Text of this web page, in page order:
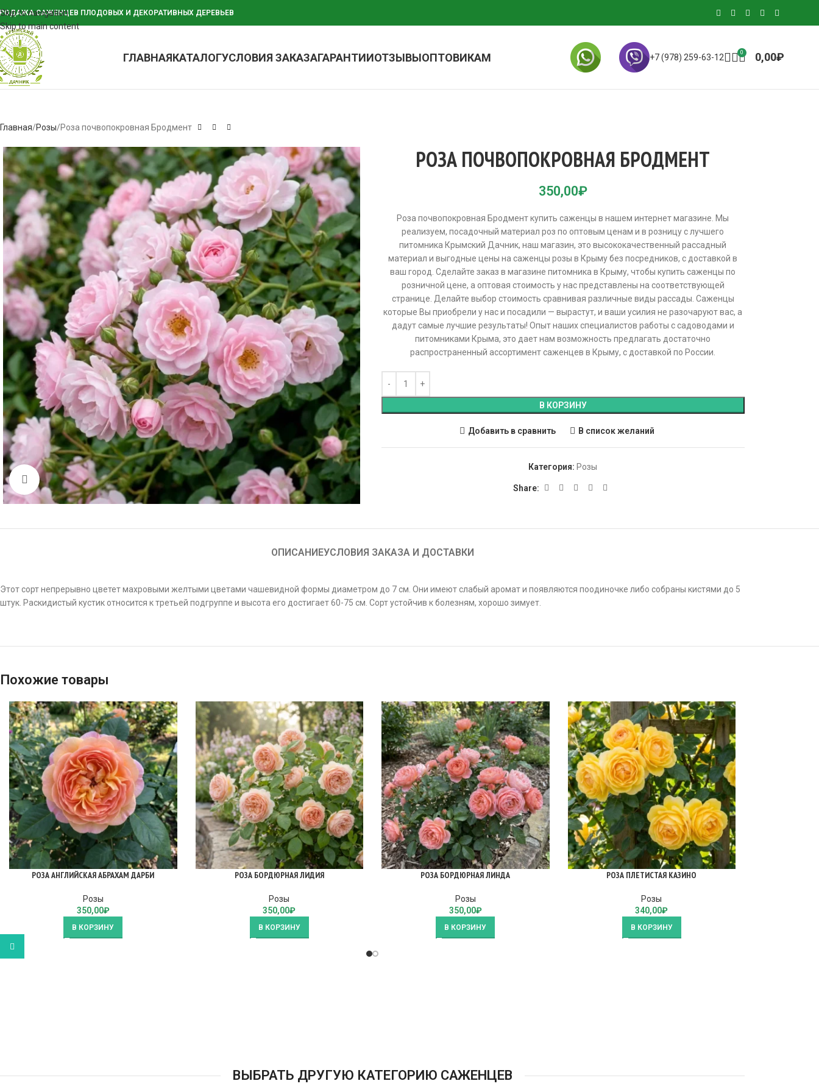
Skip to navigation
Skip to main content
САЖЕНЦЕВ ПЛОДОВЫХ И ДЕКОРАТИВНЫХ ДЕРЕВЬЕВ
ГЛАВНАЯКАТАЛОГУСЛОВИЯ ЗАКАЗАГАРАНТИИОТЗЫВЫОПТОВИКАМ +7 (978) 259-63-12 0 0,00₽
Главная Розы Роза почвопокровная Бродмент
Click to enlarge
РОЗА ПОЧВОПОКРОВНАЯ БРОДМЕНТ
350,00₽
Роза почвопокровная Бродмент купить саженцы в нашем интернет магазине. Мы
реализуем, посадочный материал роз по оптовым ценам и в розницу с лучшего
питомника Крымский Дачник, наш магазин, это высококачественный рассадный
материал и выгодные цены на саженцы розы в Крыму без посредников, с доставкой в
ваш город. Сделайте заказ в магазине питомника в Крыму, чтобы купить саженцы по
розничной цене, а оптовая стоимость у нас представлены на соответствующей
странице. Делайте выбор стоимость сравнивая различные виды рассады. Саженцы
которые Вы приобрели у нас и посадили — вырастут, и ваши усилия не разочаруют вас, а
дадут самые лучшие результаты! Опыт наших специалистов работы с садоводами и
питомниками Крыма, это дает нам возможность предлагать достаточно
распространенный ассортимент саженцев в Крыму, с доставкой по России.
В КОРЗИНУ
Добавить в сравнить В список желаний
Категория: Розы
Share:
ОПИСАНИЕУСЛОВИЯ ЗАКАЗА И ДОСТАВКИ
Этот сорт непрерывно цветет махровыми желтыми цветами чашевидной формы диаметром до 7 см. Они имеют слабый аромат и появляются поодиночке либо собраны кистями до 5
штук. Раскидистый кустик относится к третьей подгруппе и высота его достигает 60-75 см. Сорт устойчив к болезням, хорошо зимует.
Похожие товары
РОЗА АНГЛИЙСКАЯ АБРАХАМ ДАРБИ
Розы
350,00₽
В КОРЗИНУ
РОЗА БОРДЮРНАЯ ЛИДИЯ
Розы
350,00₽
В КОРЗИНУ
РОЗА БОРДЮРНАЯ ЛИНДА
Розы
350,00₽
В КОРЗИНУ
РОЗА ПЛЕТИСТАЯ КАЗИНО
Розы
340,00₽
В КОРЗИНУ
ВЫБРАТЬ ДРУГУЮ КАТЕГОРИЮ САЖЕНЦЕВ